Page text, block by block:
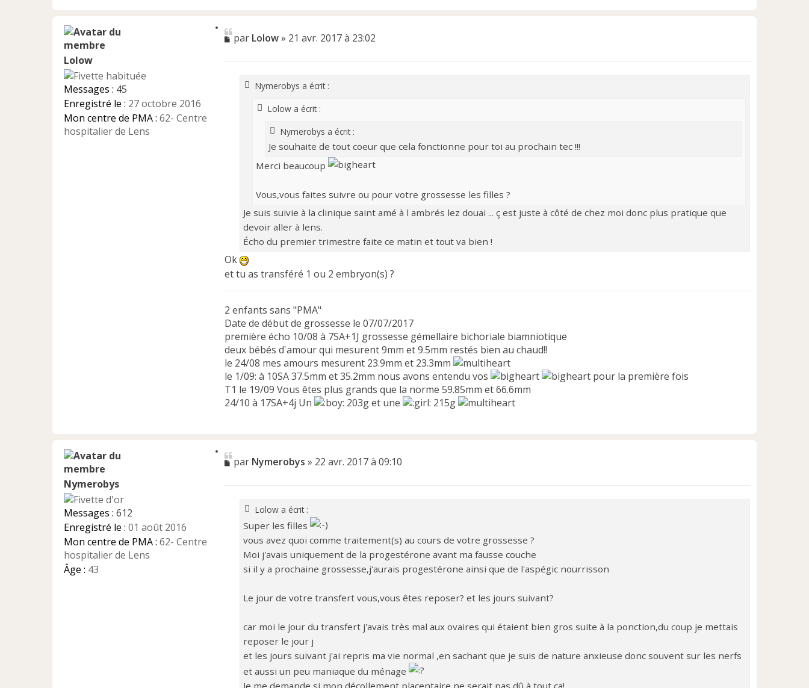
Lolow
Messages : 45
Enregistré le : 27 octobre 2016
Mon centre de PMA : 62- Centre
hospitalier de Lens
i
Mpar Lolow» 21 avr. 2017 à 23:02
Nymerobys a écrit :
Lolow a écrit :
Nymerobys a écrit :
Je souhaite de tout coeur que cela fonctionne pour toi au prochain tec !!!
Merci beaucoup
Vous,vous faites suivre ou pour votre grossesse les filles ?
Je suis suivie à la clinique saint amé à l ambrés lez douai ... ç est juste à côté de chez moi donc plus pratique que
devoir aller à lens.
Écho du premier trimestre faite ce matin et tout va bien !
Ok
et tu as transféré 1 ou 2 embryon(s) ?
2 enfants sans "PMA"
Date de début de grossesse le 07/07/2017
première écho 10/08 à 7SA+1J grossesse gémellaire bichoriale biamniotique
deux bébés d'amour qui mesurent 9mm et 9.5mm restés bien au chaud!!
le 24/08 mes amours mesurent 23.9mm et 23.3mm
le 1/09: à 10SA 37.5mm et 35.2mm nous avons entendu vos
pour la première fois
T1 le 19/09 Vous êtes plus grands que la norme 59.85mm et 66.6mm
24/10 à 17SA+4j Un
203g et une 215g
Nymerobys
Messages : 612
Enregistré le : 01 août 2016
Mon centre de PMA : 62- Centre
hospitalier de Lens
Âge : 43
i
M
e
par Nymerobys » 22 avr. 2017 à 09:10
Lolow a écrit :
Super les filles
vous avez quoi comme traitement(s) au cours de votre grossesse ?
Moi j'avais uniquement de la progestérone avant ma fausse couche
si il y a prochaine grossesse,j'aurais progestérone ainsi que de l'aspégic nourrisson
Le jour de votre transfert vous,vous êtes reposer? et les jours suivant?
car moi le jour du transfert j'avais très mal aux ovaires qui étaient bien gros suite à la ponction,du coup je mettais
reposer le jour j
et les jours suivant j'ai repris ma vie normal ,en sachant que je suis de nature anxieuse donc souvent sur les nerfs
et aussi un peu maniaque du ménage